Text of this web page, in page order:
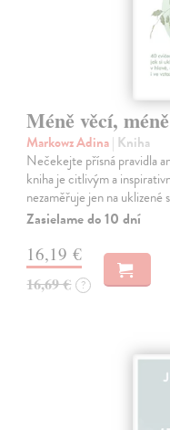
Méně věcí,
Markowz Adina| Kniha
Nečekejte přísná pravidla
kniha je citlivým a
nezaměřuje jen na
Zasielame do 10 dní
16,19 €
16,69 € ?